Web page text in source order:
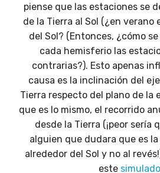
piense que las estaciones se
de la Tierra al Sol (¿en verano
del Sol? (Entonces, ¿cómo
cada hemisferio las
contrarias?). Esto apenas
causa es la inclinación del
Tierra respecto del plano de la
que es lo mismo, el recorrido
desde la Tierra (¡peor sería
alguien que dudara que es
alrededor del Sol y no al
este